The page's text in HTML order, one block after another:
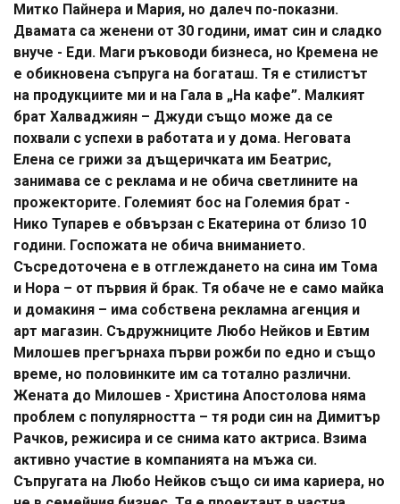
Митко Пайнера и Мария, но далеч по-показни.
Двамата са женени от 30 години, имат син и сладко
внуче - Еди. Маги ръководи бизнеса, но Кремена не
е обикновена съпруга на богаташ. Тя е стилистът
на продукциите ми и на Гала в „На кафе”. Малкият
брат Халваджиян – Джуди също може да се
похвали с успехи в работата и у дома. Неговата
Елена се грижи за дъщеричката им Беатрис,
занимава се с реклама и не обича светлините на
прожекторите. Големият бос на Големия брат -
Нико Тупарев е обвързан с Екатерина от близо 10
години. Госпожата не обича вниманието.
Съсредоточена е в отглеждането на сина им Тома
и Нора – от първия й брак. Тя обаче не е само майка
и домакиня – има собствена рекламна агенция и
арт магазин. Съдружниците Любо Нейков и Евтим
Милошев прегърнаха първи рожби по едно и също
време, но половинките им са тотално различни.
Жената до Милошев - Христина Апостолова няма
проблем с популярността – тя роди син на Димитър
Рачков, режисира и се снима като актриса. Взима
активно участие в компанията на мъжа си.
Съпругата на Любо Нейков също си има кариера, но